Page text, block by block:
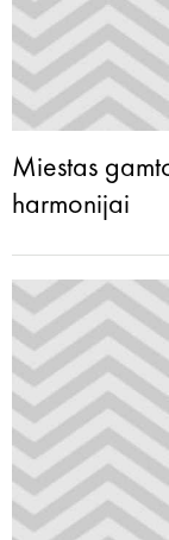
Miestas
harmonijai